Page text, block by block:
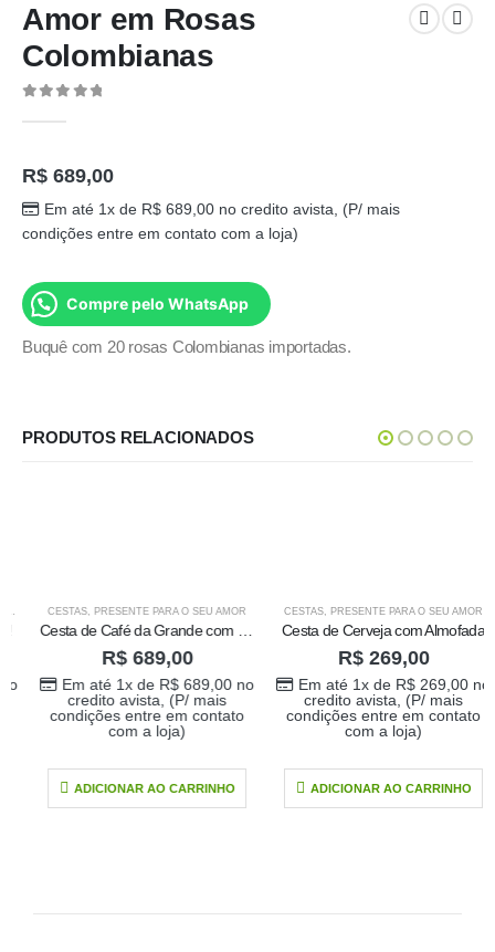
Amor em Rosas
Colombianas
R$ 689,00
Em até 1x de R$689,00no credito avista, (P/ mais
condições entre em contato com a loja)
Compre pelo WhatsApp
Buquê com 20 rosas Colombianas importadas.
PRODUTOS RELACIONADOS
CESTAS,PRESENTE PARA O SEU AMOR
Cesta de Café da Grande com Orquidea
R$689,00
Em até 1x deR$689,00 no
credito avista, (P/ mais
condições entre em contato
com a loja)
ADICIONAR AO CARRINHO
CESTAS,PRESENTE PARA O SEU AMOR
Cesta de Cerveja com Almofada
R$269,00
Em até 1x deR$269,00 no
credito avista, (P/ mais
condições entre em contato
com a loja)
ADICIONAR AO CARRINHO